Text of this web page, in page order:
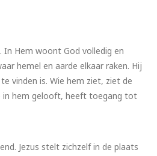
In Hem woont God volledig en
hemel en aarde elkaar raken. Hij
vinden is. Wie hem ziet, ziet de
in hem gelooft, heeft toegang tot
Jezus stelt zichzelf in de plaats